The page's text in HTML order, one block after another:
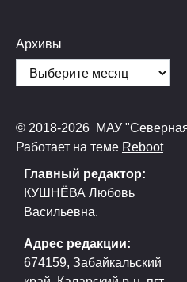
Архивы
© 2018-2026 МАУ
Работает на теме Reboot
Главный редактор:
КУШНЁВА Любовь
Васильевна.
Адрес редакции:
674159, Забайкальский